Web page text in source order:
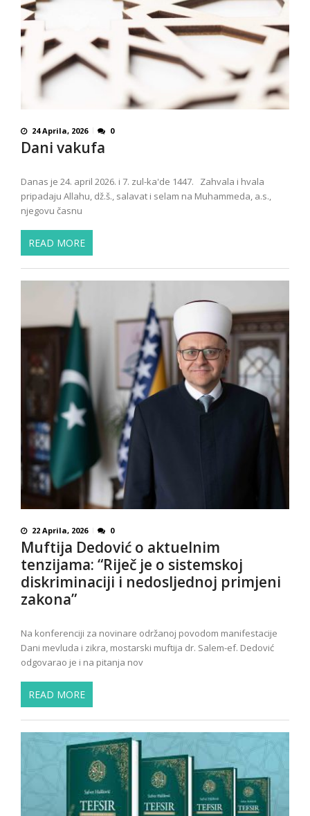
24 Aprila, 2026 0
Dani vakufa
Danas je 24. april 2026. i 7. zul-ka'de 1447. Zahvala i hvala
pripadaju Allahu, dž.š., salavat i selam na Muhammeda, a.s.,
njegovu časnu
READ MORE
22 Aprila, 2026 0
Muftija Dedović o aktuelnim
tenzijama: “Riječ je o sistemskoj
diskriminaciji i nedosljednoj primjeni
zakona”
Na konferenciji za novinare održanoj povodom manifestacije
Dani mevluda i zikra, mostarski muftija dr. Salem-ef. Dedović
odgovarao je i na pitanja nov
READ MORE